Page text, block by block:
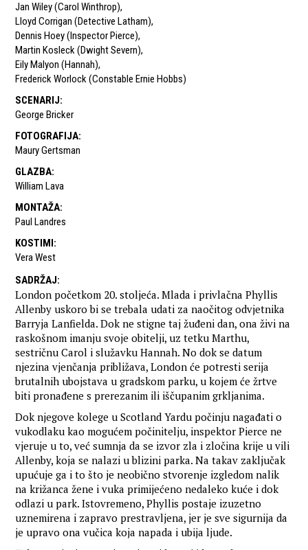
Jan Wiley (Carol Winthrop),
Lloyd Corrigan (Detective Latham),
Dennis Hoey (Inspector Pierce),
Martin Kosleck (Dwight Severn),
Eily Malyon (Hannah),
Frederick Worlock (Constable Ernie Hobbs)
SCENARIJ:
George Bricker
FOTOGRAFIJA:
Maury Gertsman
GLAZBA:
William Lava
MONTAŽA:
Paul Landres
KOSTIMI:
Vera West
SADRŽAJ:
London početkom 20. stoljeća. Mlada i privlačna Phyllis
Allenby uskoro bi se trebala udati za naočitog odvjetnika
Barryja Lanfielda. Dok ne stigne taj žuđeni dan, ona živi na
raskošnom imanju svoje obitelji, uz tetku Marthu,
sestričnu Carol i služavku Hannah. No dok se datum
njezina vjenčanja približava, London će potresti serija
brutalnih ubojstava u gradskom parku, u kojem će žrtve
biti pronađene s prerezanim ili iščupanim grkljanima.
Dok njegove kolege u Scotland Yardu počinju nagađati o
vukodlaku kao mogućem počinitelju, inspektor Pierce ne
vjeruje u to, već sumnja da se izvor zla i zločina krije u vili
Allenby, koja se nalazi u blizini parka. Na takav zaključak
upućuje ga i to što je neobično stvorenje izgledom nalik
na križanca žene i vuka primijećeno nedaleko kuće i dok
odlazi u park. Istovremeno, Phyllis postaje izuzetno
uznemirena i zapravo prestravljena, jer je sve sigurnija da
je upravo ona vučica koja napada i ubija ljude.